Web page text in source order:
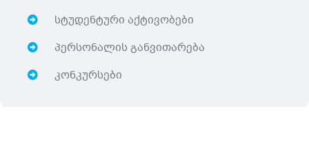
სტუდენტური აქტივობები
პერსონალის განვითარება
კონკურსები